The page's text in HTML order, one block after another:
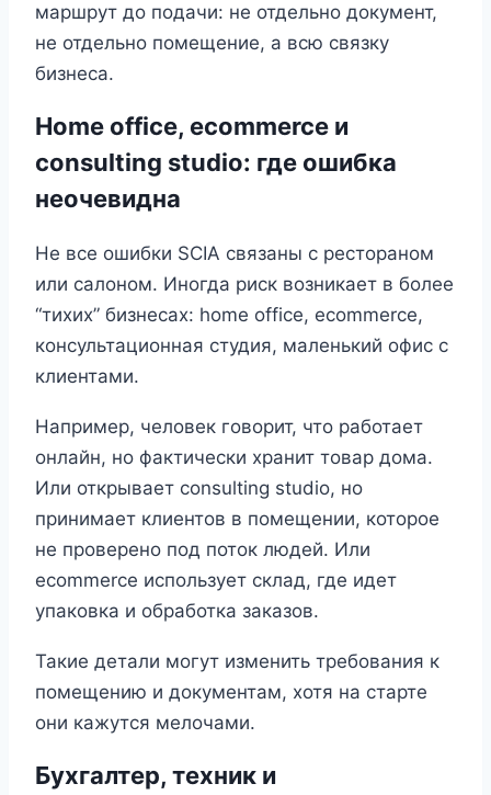
маршрут до подачи: не отдельно документ,
не отдельно помещение, а всю связку
бизнеса.
Home office, ecommerce и
consulting studio: где ошибка
неочевидна
Не все ошибки SCIA связаны с рестораном
или салоном. Иногда риск возникает в более
“тихих” бизнесах: home office, ecommerce,
консультационная студия, маленький офис с
клиентами.
Например, человек говорит, что работает
онлайн, но фактически хранит товар дома.
Или открывает consulting studio, но
принимает клиентов в помещении, которое
не проверено под поток людей. Или
ecommerce использует склад, где идет
упаковка и обработка заказов.
Такие детали могут изменить требования к
помещению и документам, хотя на старте
они кажутся мелочами.
Бухгалтер, техник и